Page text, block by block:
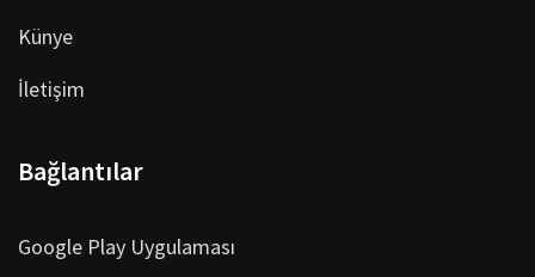
Künye
İletişim
Bağlantılar
Google Play Uygulaması